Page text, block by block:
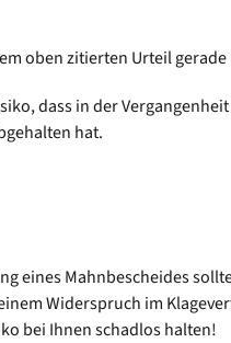
oben zitierten Urteil
dass in der
hat.
eines Mahnbescheides
Widerspruch im
bei Ihnen schadlos halten!